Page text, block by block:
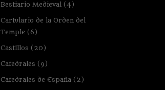
Bestiario Medieval (4)
Cartulario de la Orden del
Temple (6)
Castillos (20)
Catedrales (9)
Catedrales de España (2)